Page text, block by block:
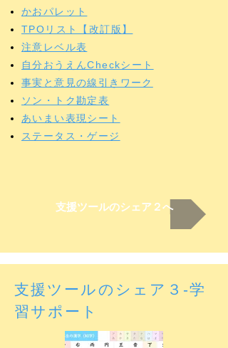
かおパレット
TPOリスト【改訂版】
注意レベル表
自分おうえんCheckシート
事実と意見の線引きワーク
ソン・トク勘定表
あいまい表現シート
​ステータス・ゲージ
支援ツールのシェア２へ
支援ツールのシェア３-学
習サポート